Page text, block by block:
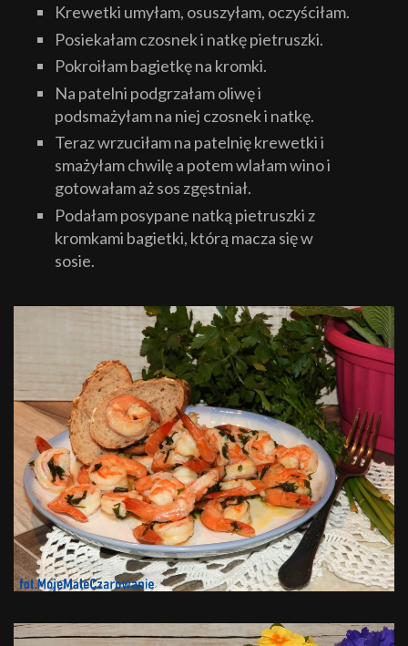
Krewetki umyłam, osuszyłam, oczyściłam.
Posiekałam czosnek i natkę pietruszki.
Pokroiłam bagietkę na kromki.
Na patelni podgrzałam oliwę i
podsmażyłam na niej czosnek i natkę.
Teraz wrzuciłam na patelnię krewetki i
smażyłam chwilę a potem wlałam wino i
gotowałam aż sos zgęstniał.
Podałam posypane natką pietruszki z
kromkami bagietki, którą macza się w
sosie.